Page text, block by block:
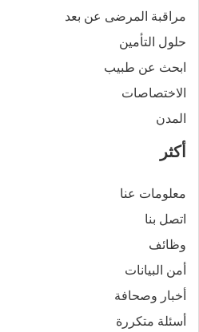
مراقبة المرضى عن بعد
حلول التأمين
ابحث عن طبيب
الاختصاصات
المدن
أكثر
معلومات عنا
اتصل بنا
وظائف
أمن البيانات
أخبار وصحافة
أسئلة متكررة